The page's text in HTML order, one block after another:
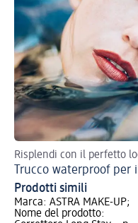
Risplendi con il perfetto
Trucco waterproof per
Prodotti simili
Marca: ASTRA MAKE-UP;
Nome del prodotto: